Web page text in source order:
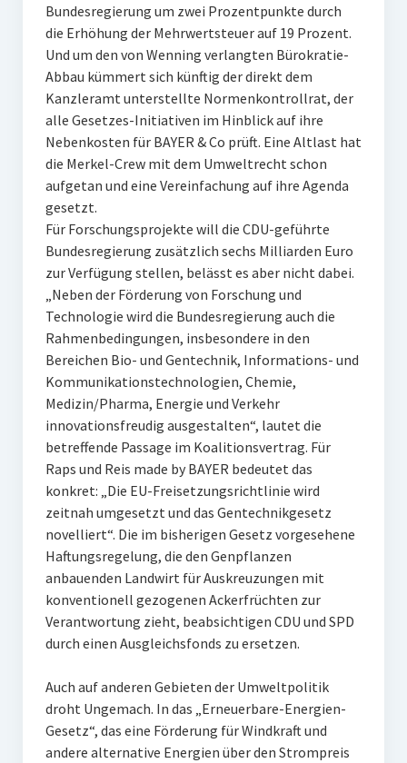
Bundesregierung um zwei Prozentpunkte durch
die Erhöhung der Mehrwertsteuer auf 19 Prozent.
Und um den von Wenning verlangten Bürokratie-
Abbau kümmert sich künftig der direkt dem
Kanzleramt unterstellte Normenkontrollrat, der
alle Gesetzes-Initiativen im Hinblick auf ihre
Nebenkosten für BAYER & Co prüft. Eine Altlast hat
die Merkel-Crew mit dem Umweltrecht schon
aufgetan und eine Vereinfachung auf ihre Agenda
gesetzt.
Für Forschungsprojekte will die CDU-geführte
Bundesregierung zusätzlich sechs Milliarden Euro
zur Verfügung stellen, belässt es aber nicht dabei.
„Neben der Förderung von Forschung und
Technologie wird die Bundesregierung auch die
Rahmenbedingungen, insbesondere in den
Bereichen Bio- und Gentechnik, Informations- und
Kommunikationstechnologien, Chemie,
Medizin/Pharma, Energie und Verkehr
innovationsfreudig ausgestalten“, lautet die
betreffende Passage im Koalitionsvertrag. Für
Raps und Reis made by BAYER bedeutet das
konkret: „Die EU-Freisetzungsrichtlinie wird
zeitnah umgesetzt und das Gentechnikgesetz
novelliert“. Die im bisherigen Gesetz vorgesehene
Haftungsregelung, die den Genpflanzen
anbauenden Landwirt für Auskreuzungen mit
konventionell gezogenen Ackerfrüchten zur
Verantwortung zieht, beabsichtigen CDU und SPD
durch einen Ausgleichsfonds zu ersetzen.
Auch auf anderen Gebieten der Umweltpolitik
droht Ungemach. In das „Erneuerbare-Energien-
Gesetz“, das eine Förderung für Windkraft und
andere alternative Energien über den Strompreis